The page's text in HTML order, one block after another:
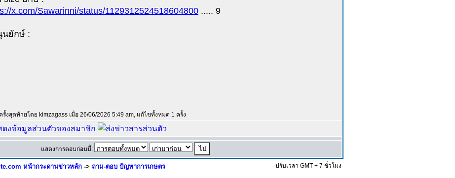
x.com/Sawarinni/status/1129312524518604800 ..... 9
นยักษ์ :
รั้งสุดท้ายโดย kimzagass เมื่อ 26/06/2026 5:49 am, แก้ไขทั้งหมด 1 ครั้ง
แสดงการตอบก่อนนี้:
หน้ากระดานข่าวหลัก -> ถาม-ตอบ ปัญหาการเกษตร ปรับเวลา GMT + 7 ชั่วโมง